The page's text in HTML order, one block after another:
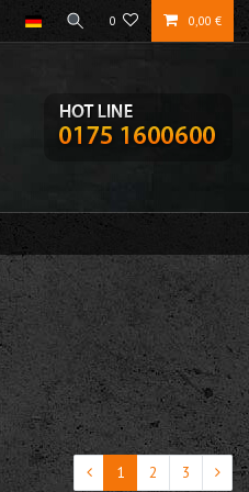
0 0,00 €
1 2 3